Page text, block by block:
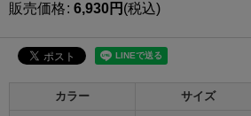
販売価格: 6,930円 (税込)
カラー サイズ